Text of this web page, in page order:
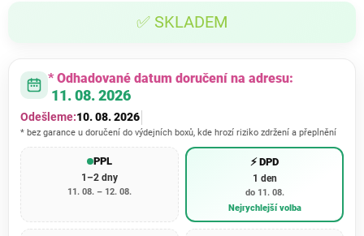
cena:
✅ SKLADEM
* Odhadované datum doručení na adresu:
11. 08. 2026
Odešleme:10. 08. 2026
* bez garance u doručení do výdejních boxů, kde hrozí riziko zdržení a přeplnění
PPL
1–2 dny
11. 08. – 12. 08.
⚡ DPD
1 den
do 11. 08.
Nejrychlejší volba